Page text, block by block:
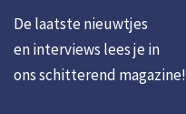
De laatste nieuwtjes
en interviews lees je in
ons schitterend magazine!